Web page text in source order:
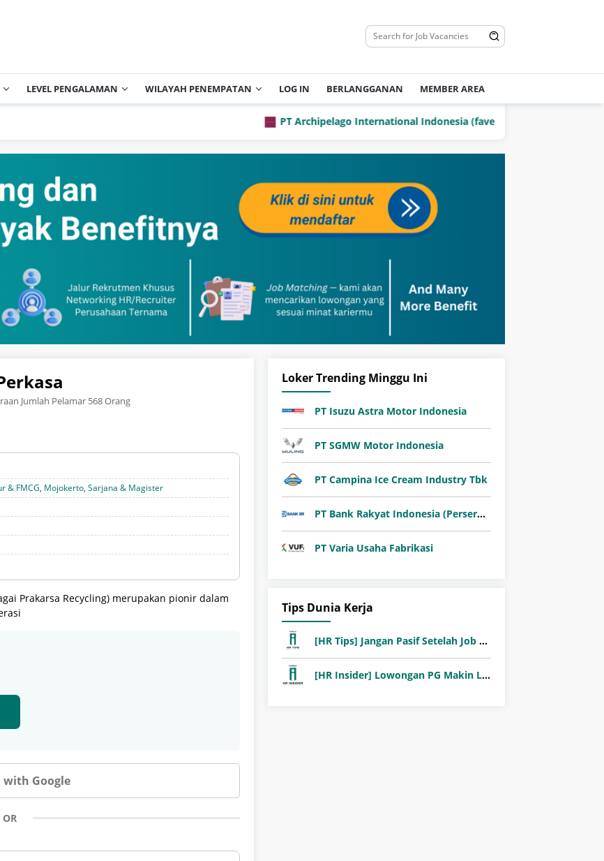
LEVEL PENGALAMAN WILAYAH PENEMPATAN LOG IN BERLANGGANAN MEMBER AREA
PT Archipelago International Indonesia (favehotels)
Jumlah Pelamar 568 Orang
& FMCG, Mojokerto, Sarjana & Magister
Prakarsa Recycling) merupakan pionir dalam
with Google
OR
Loker Trending Minggu Ini
PT Isuzu Astra Motor Indonesia
PT SGMW Motor Indonesia
PT Campina Ice Cream Industry Tbk
PT Bank Rakyat Indonesia (Persero) Tbk
PT Varia Usaha Fabrikasi
Tips Dunia Kerja
[HR Tips] Jangan Pasif Setelah Job Fair! Ini Pentingnya Follow-Up Setelah Job Fair
[HR Insider] Lowongan PG Makin Langka: Murni Seleksi atau Jalur Orang Dalam?